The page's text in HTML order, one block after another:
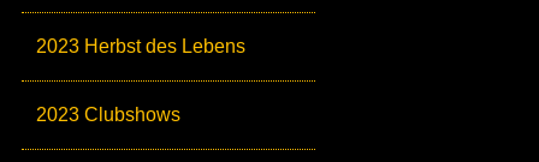
2023 Herbst des Lebens
2023 Clubshows